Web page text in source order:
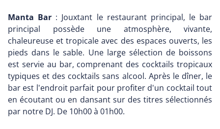
Manta Bar : Jouxtant le restaurant principal, le bar
principal possède une atmosphère, vivante,
chaleureuse et tropicale avec des espaces ouverts, les
pieds dans le sable. Une large sélection de boissons
est servie au bar, comprenant des cocktails tropicaux
typiques et des cocktails sans alcool. Après le dîner, le
bar est l'endroit parfait pour profiter d'un cocktail tout
en écoutant ou en dansant sur des titres sélectionnés
par notre DJ. De 10h00 à 01h00.